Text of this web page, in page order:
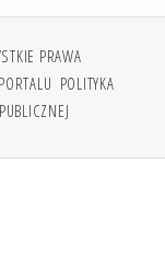
PRAWA
POLITYKA